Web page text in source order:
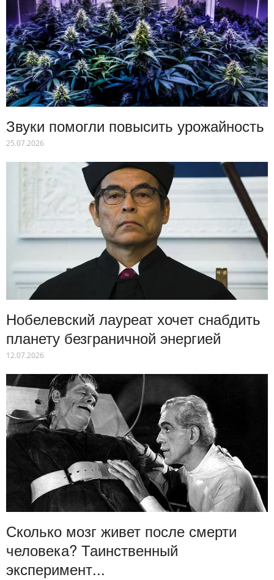
Звуки помогли повысить урожайность
25.07.2026
Нобелевский лауреат хочет снабдить
планету безграничной энергией
12.07.2026
Сколько мозг живет после смерти
человека? Таинственный
эксперимент...